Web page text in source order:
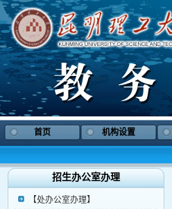
首页 机构设置
招生办公室办理
【处办公室办理】